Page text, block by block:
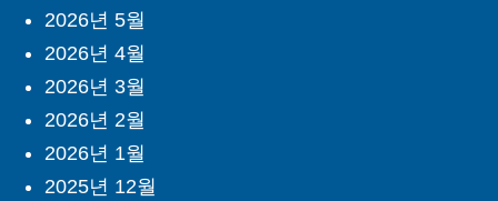
2026년 5월
2026년 4월
2026년 3월
2026년 2월
2026년 1월
2025년 12월